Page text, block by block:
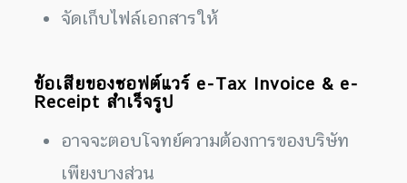
จัดเก็บไฟล์เอกสารให้
ข้อเสียของซอฟต์แวร์ e-Tax Invoice & e-
Receipt สำเร็จรูป
อาจจะตอบโจทย์ความต้องการของบริษัท
เพียงบางส่วน